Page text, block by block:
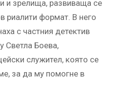
и зрелища, развиваща се
риалити формат. В него
с частния детектив
Светла Боева,
служител, която се
за да му помогне в